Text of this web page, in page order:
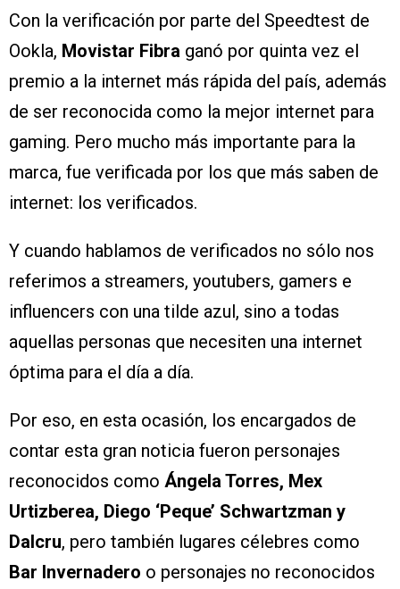
Con la verificación por parte del Speedtest de
Ookla, Movistar Fibra ganó por quinta vez el
premio a la internet más rápida del país, además
de ser reconocida como la mejor internet para
gaming. Pero mucho más importante para la
marca, fue verificada por los que más saben de
internet: los verificados.
Y cuando hablamos de verificados no sólo nos
referimos a streamers, youtubers, gamers e
influencers con una tilde azul, sino a todas
aquellas personas que necesiten una internet
óptima para el día a día.
Por eso, en esta ocasión, los encargados de
contar esta gran noticia fueron personajes
reconocidos como Ángela Torres, Mex
Urtizberea, Diego ‘Peque’ Schwartzman y
Dalcru, pero también lugares célebres como
Bar Invernadero o personajes no reconocidos